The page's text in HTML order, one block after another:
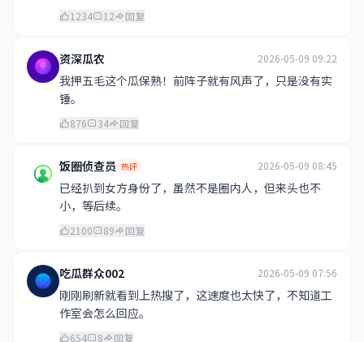
1234 12 回复
资深瓜农 2026-05-09 09:22
我押五毛这个瓜保熟！前阵子就有风声了，只是没有实
锤。
876 34 回复
饭圈侦查员 热评 2026-05-09 08:45
已经扒到女方身份了，虽然不是圈内人，但来头也不
小，等后续。
2100 89 回复
吃瓜群众002 2026-05-09 07:56
刚刚刷新就看到上热搜了，这速度也太快了，不知道工
作室会怎么回应。
654 8 回复